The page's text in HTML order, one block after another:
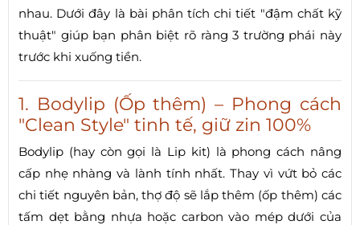
nhau. Dưới đây là bài phân tích chi tiết "đậm chất kỹ
thuật" giúp bạn phân biệt rõ ràng 3 trường phái này
trước khi xuống tiền.
1. Bodylip (Ốp thêm) – Phong cách
"Clean Style" tinh tế, giữ zin 100%
Bodylip (hay còn gọi là Lip kit) là phong cách nâng
cấp nhẹ nhàng và lành tính nhất. Thay vì vứt bỏ các
chi tiết nguyên bản, thợ độ sẽ lắp thêm (ốp thêm) các
tấm dẹt bằng nhựa hoặc carbon vào mép dưới của